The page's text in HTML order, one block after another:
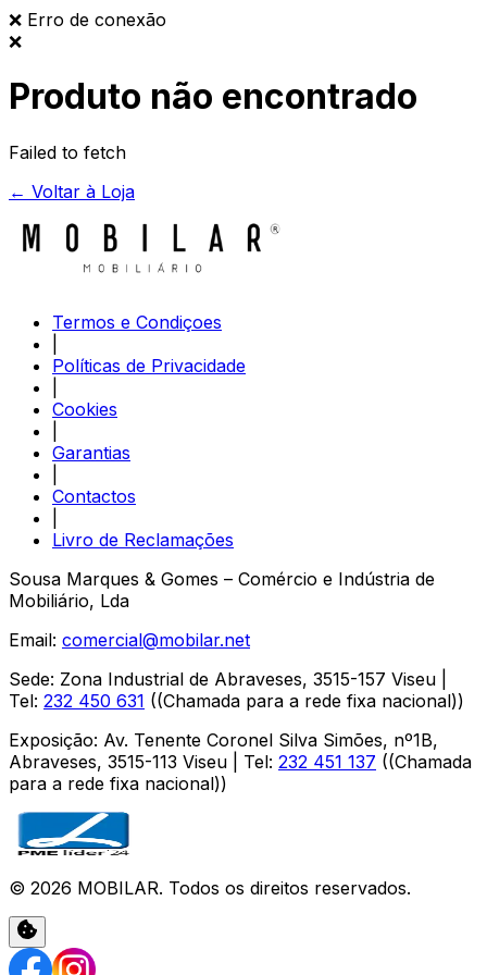
❌ Erro de conexão
❌
Produto não encontrado
Failed to fetch
← Voltar à Loja
Termos e Condiçoes
Políticas de Privacidade
Cookies
Garantias
Contactos
Livro de Reclamações
Sousa Marques & Gomes – Comércio e Indústria de
Mobiliário, Lda
Email: comercial@mobilar.net
Sede: Zona Industrial de Abraveses, 3515-157 Viseu
Tel: 232 450 631 ((Chamada para a rede fixa nacional))
Exposição: Av. Tenente Coronel Silva Simões, nº1B,
Abraveses, 3515-113 Viseu | Tel: 232 451 137 ((Chamada
para a rede fixa nacional))
© 2026 MOBILAR. Todos os direitos reservados.